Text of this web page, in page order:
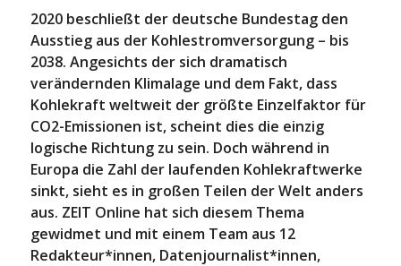
2020 beschließt der deutsche Bundestag den
Ausstieg aus der Kohlestromversorgung – bis
2038. Angesichts der sich dramatisch
verändernden Klimalage und dem Fakt, dass
Kohlekraft weltweit der größte Einzelfaktor für
CO2-Emissionen ist, scheint dies die einzig
logische Richtung zu sein. Doch während in
Europa die Zahl der laufenden Kohlekraftwerke
sinkt, sieht es in großen Teilen der Welt anders
aus. ZEIT Online hat sich diesem Thema
gewidmet und mit einem Team aus 12
Redakteur*innen, Datenjournalist*innen,